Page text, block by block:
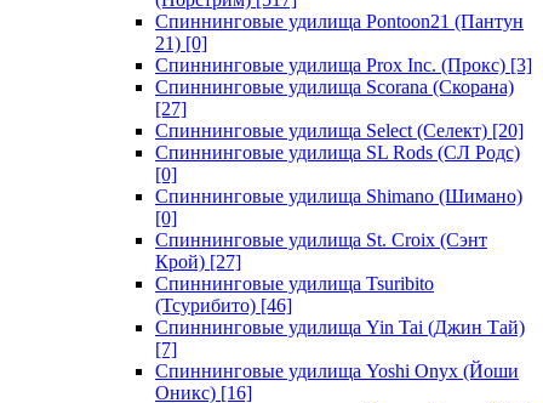
Спиннинговые удилища Pontoon21 (Пантун
21) [0]
Спиннинговые удилища Prox Inc. (Прокс) [3]
Спиннинговые удилища Scorana (Скорана)
[27]
Спиннинговые удилища Select (Селект) [20]
Спиннинговые удилища SL Rods (СЛ Родс)
[0]
Спиннинговые удилища Shimano (Шимано)
[0]
Спиннинговые удилища St. Croix (Сэнт
Крой) [27]
Спиннинговые удилища Tsuribito
(Тсурибито) [46]
Спиннинговые удилища Yin Tai (Джин Тай)
[7]
Спиннинговые удилища Yoshi Onyx (Йоши
Оникс) [16]